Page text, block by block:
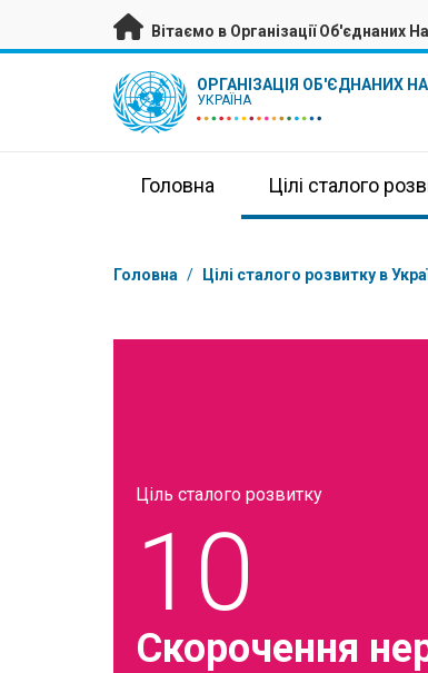
Перейти на головну сторінку
Вітаємо в Організації Об'єднаних
UN Logo ОРГАНІЗАЦІЯ ОБ'ЄДНАНИХ
УКРАЇНА
Головна Цілі сталого
Низка
Головна / Цілі сталого розвитку в
Ціль сталого розвитку
10
Скорочення